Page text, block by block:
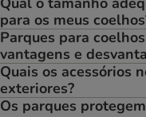
para os meus
Parques para
vantagens e
Quais os acessórios
exteriores?
Os parques